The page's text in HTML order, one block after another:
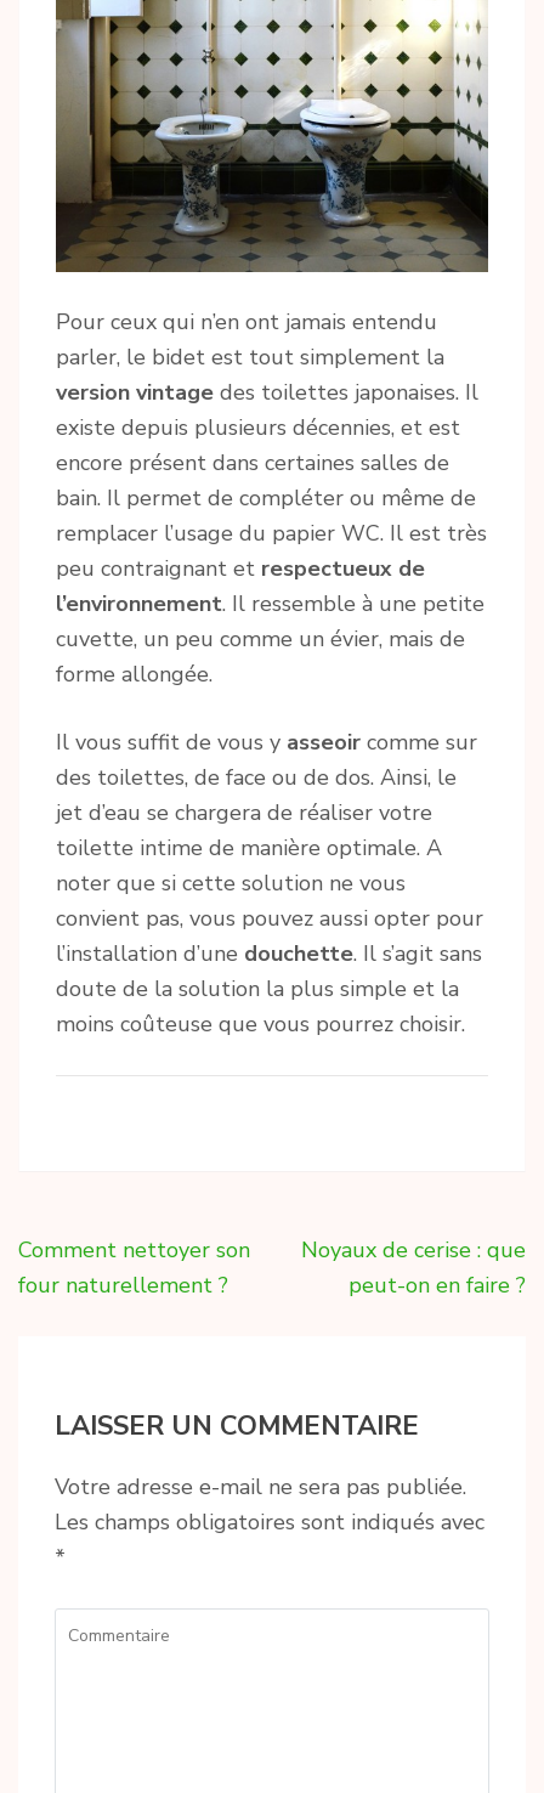
Pour ceux qui n’en ont jamais entendu
parler, le bidet est tout simplement la
version vintage des toilettes japonaises. Il
existe depuis plusieurs décennies, et est
encore présent dans certaines salles de
bain. Il permet de compléter ou même de
remplacer l’usage du papier WC. Il est très
peu contraignant et respectueux de
l’environnement. Il ressemble à une petite
cuvette, un peu comme un évier, mais de
forme allongée.
Il vous suffit de vous y asseoir comme sur
des toilettes, de face ou de dos. Ainsi, le
jet d’eau se chargera de réaliser votre
toilette intime de manière optimale. A
noter que si cette solution ne vous
convient pas, vous pouvez aussi opter pour
l’installation d’une douchette. Il s’agit sans
doute de la solution la plus simple et la
moins coûteuse que vous pourrez choisir.
Navigation
de
Comment nettoyer son
four naturellement ?
Noyaux de cerise : que
peut-on en faire ?
LAISSER UN COMMENTAIRE
Votre adresse e-mail ne sera pas publiée.
Les champs obligatoires sont indiqués avec
*
Commentaire